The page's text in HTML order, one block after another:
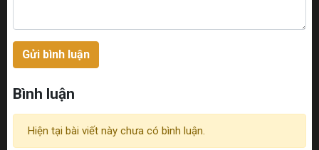
Gửi bình luận
Bình luận
Hiện tại bài viết này chưa có bình luận.